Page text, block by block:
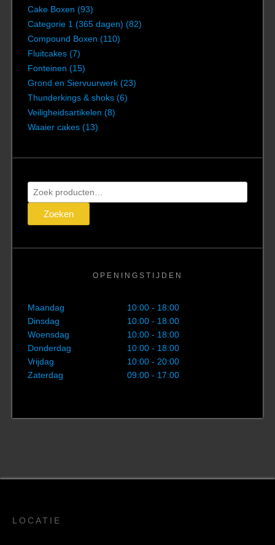
Cake Boxen (93)
Categorie 1 (365 dagen) (82)
Compound Boxen (110)
Fluitcakes (7)
Fonteinen (15)
Grond en Siervuurwerk (23)
Thunderkings & shoks (6)
Veiligheidsartikelen (8)
Waaier cakes (13)
Zoeken
naar:
Zoeken
OPENINGSTIJDEN
Maandag
10:00 - 18:00
Dinsdag
10:00 - 18:00
Woensdag
10:00 - 18:00
Donderdag
10:00 - 18:00
Vrijdag
10:00 - 20:00
Zaterdag
09:00 - 17:00
LOCATIE